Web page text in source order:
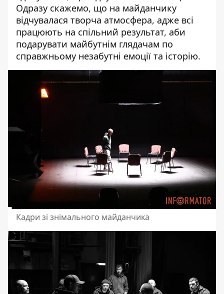
Одразу скажемо, що на майданчику
відчувалася творча атмосфера, адже всі
працюють на спільний результат, аби
подарувати майбутнім глядачам по
справжньому незабутні емоції та історію.
Кадри зі знімального майданчика